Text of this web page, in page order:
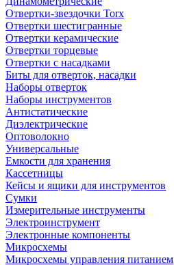
Отвертки-звездочки Torx
Отвертки шестигранные
Отвертки керамические
Отвертки торцевые
Отвертки с насадками
Биты для отверток, насадки
Наборы отверток
Наборы инструментов
Антистатические
Диэлектрические
Оптоволокно
Универсальные
Емкости для хранения
Кассетницы
Кейсы и ящики для инструментов
Сумки
Измерительные инструменты
Электроинструмент
Электронные компоненты
Микросхемы
Микросхемы управления питанием